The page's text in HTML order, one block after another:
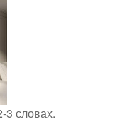
3 словах.